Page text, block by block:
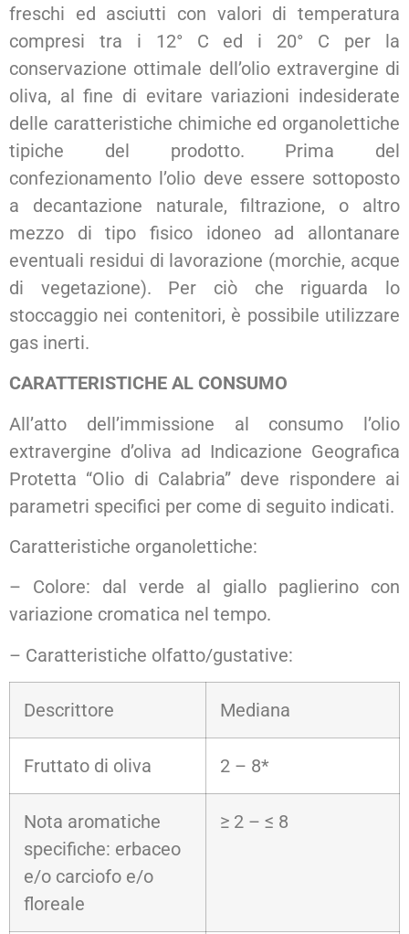
freschi ed asciutti con valori di temperatura
compresi tra i 12° C ed i 20° C per la
conservazione ottimale dell’olio extravergine di
oliva, al fine di evitare variazioni indesiderate
delle caratteristiche chimiche ed organolettiche
tipiche del prodotto. Prima del
confezionamento l’olio deve essere sottoposto
a decantazione naturale, filtrazione, o altro
mezzo di tipo fisico idoneo ad allontanare
eventuali residui di lavorazione (morchie, acque
di vegetazione). Per ciò che riguarda lo
stoccaggio nei contenitori, è possibile utilizzare
gas inerti.
CARATTERISTICHE AL CONSUMO
All’atto dell’immissione al consumo l’olio
extravergine d’oliva ad Indicazione Geografica
Protetta “Olio di Calabria” deve rispondere ai
parametri specifici per come di seguito indicati.
Caratteristiche organolettiche:
– Colore: dal verde al giallo paglierino con
variazione cromatica nel tempo.
– Caratteristiche olfatto/gustative:
Descrittore Mediana
Fruttato di oliva 2 – 8*
Nota aromatiche
specifiche: erbaceo
e/o carciofo e/o
floreale
≥ 2 – ≤ 8